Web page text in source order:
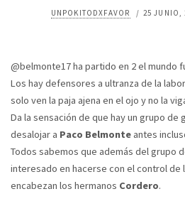
UNPOKITODXFAVOR / 25 JUNIO,
@belmonte17 ha partido en 2 el mundo
Los hay defensores a ultranza de la
solo ven la paja ajena en el ojo y no la
Da la sensación de que hay un grupo de
desalojar a Paco Belmonte antes
Todos sabemos que además del grupo
interesado en hacerse con el control de
encabezan los hermanos Cordero.